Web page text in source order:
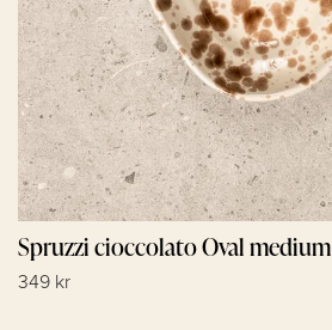
Spruzzi cioccolato Oval medium
349 kr